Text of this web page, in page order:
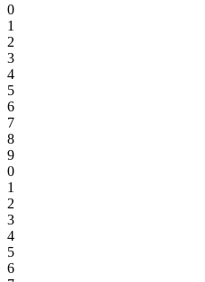
0
1
2
3
4
5
6
7
8
9
0
1
2
3
4
5
6